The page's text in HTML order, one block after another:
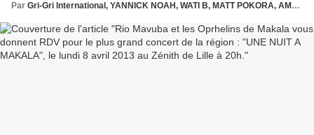
Par Gri-Gri International, YANNICK NOAH, WATI B, MATT POKORA, AMEL BENT, MARC LAVOINE, GRAND CORPS MALADE, TAL, ZAHO, ORELSAN, COLLECTIF METISSE, MAKALA